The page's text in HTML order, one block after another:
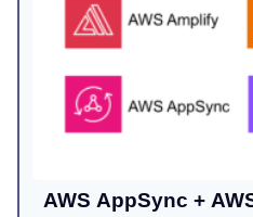
AWS AppSync +